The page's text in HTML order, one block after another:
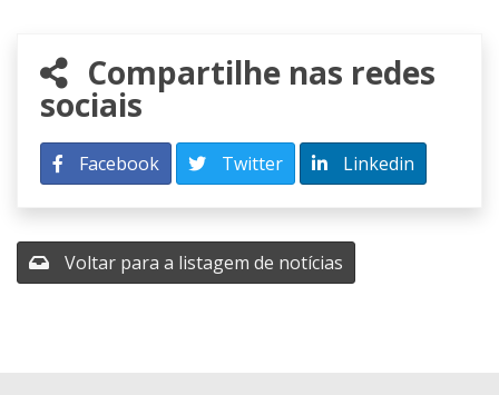
Compartilhe nas redes
sociais
Facebook Twitter Linkedin
Voltar para a listagem de notícias